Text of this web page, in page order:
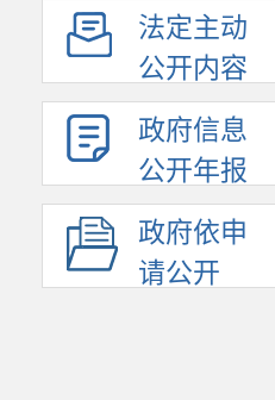
法定主动
公开内容
政府信息
公开年报
政府依申
请公开